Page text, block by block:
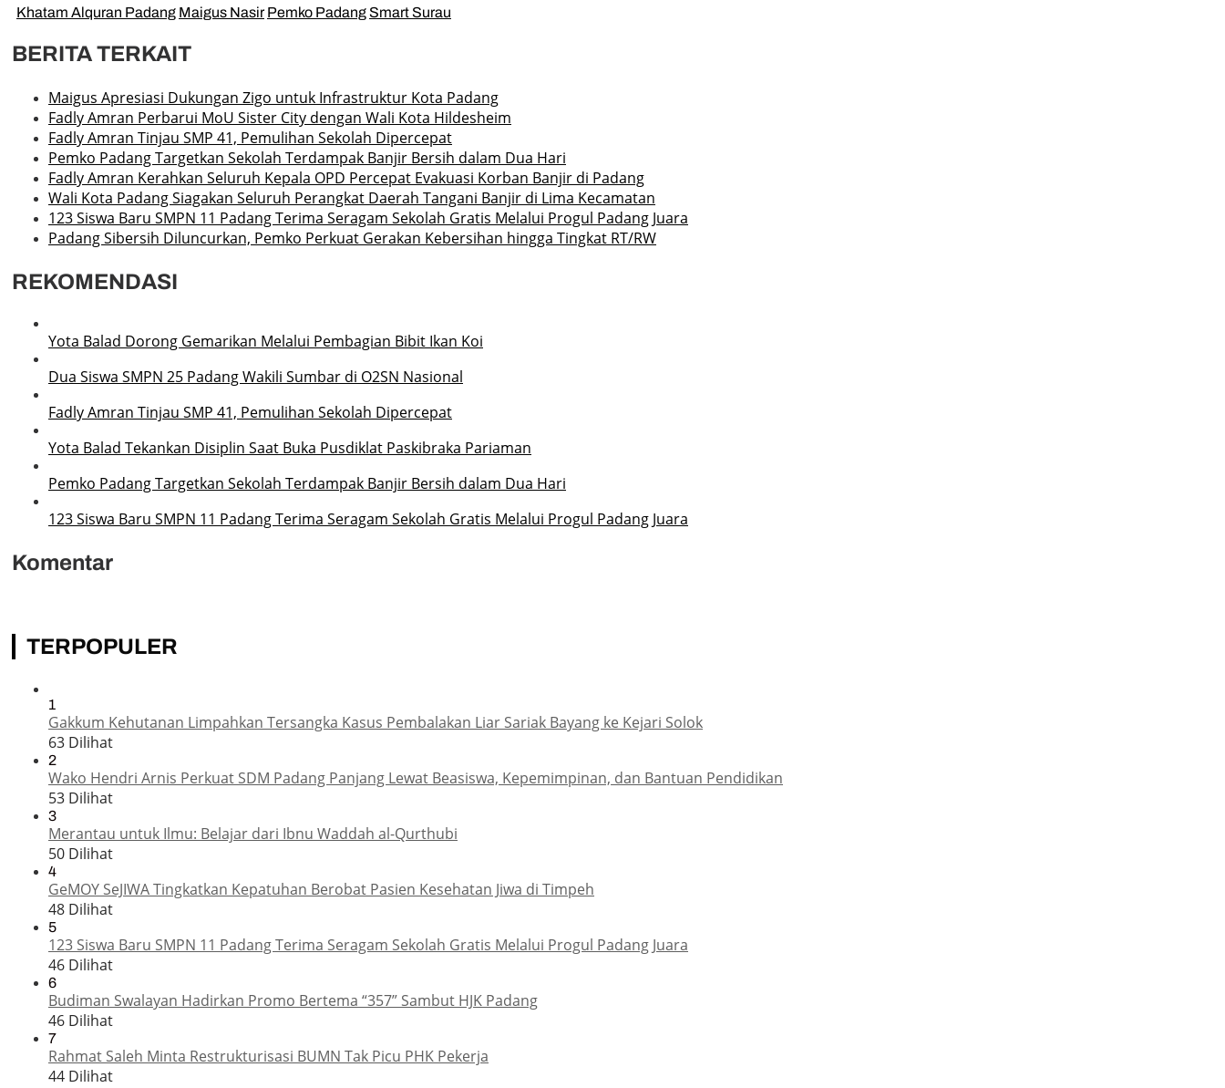
Khatam Alquran Padang Maigus Nasir Pemko Padang Smart Surau
BERITA TERKAIT
Maigus Apresiasi Dukungan Zigo untuk Infrastruktur Kota Padang
Fadly Amran Perbarui MoU Sister City dengan Wali Kota Hildesheim
Fadly Amran Tinjau SMP 41, Pemulihan Sekolah Dipercepat
Pemko Padang Targetkan Sekolah Terdampak Banjir Bersih dalam Dua Hari
Fadly Amran Kerahkan Seluruh Kepala OPD Percepat Evakuasi Korban Banjir di Padang
Wali Kota Padang Siagakan Seluruh Perangkat Daerah Tangani Banjir di Lima Kecamatan
123 Siswa Baru SMPN 11 Padang Terima Seragam Sekolah Gratis Melalui Progul Padang Juara
Padang Sibersih Diluncurkan, Pemko Perkuat Gerakan Kebersihan hingga Tingkat RT/RW
REKOMENDASI
Yota Balad Dorong Gemarikan Melalui Pembagian Bibit Ikan Koi
Dua Siswa SMPN 25 Padang Wakili Sumbar di O2SN Nasional
Fadly Amran Tinjau SMP 41, Pemulihan Sekolah Dipercepat
Yota Balad Tekankan Disiplin Saat Buka Pusdiklat Paskibraka Pariaman
Pemko Padang Targetkan Sekolah Terdampak Banjir Bersih dalam Dua Hari
123 Siswa Baru SMPN 11 Padang Terima Seragam Sekolah Gratis Melalui Progul Padang Juara
Komentar
TERPOPULER
1
Gakkum Kehutanan Limpahkan Tersangka Kasus Pembalakan Liar Sariak Bayang ke Kejari Solok
63 Dilihat
2
Wako Hendri Arnis Perkuat SDM Padang Panjang Lewat Beasiswa, Kepemimpinan, dan Bantuan Pendidikan
53 Dilihat
3
Merantau untuk Ilmu: Belajar dari Ibnu Waddah al-Qurthubi
50 Dilihat
4
GeMOY SeJIWA Tingkatkan Kepatuhan Berobat Pasien Kesehatan Jiwa di Timpeh
48 Dilihat
5
123 Siswa Baru SMPN 11 Padang Terima Seragam Sekolah Gratis Melalui Progul Padang Juara
46 Dilihat
6
Budiman Swalayan Hadirkan Promo Bertema “357” Sambut HJK Padang
46 Dilihat
7
Rahmat Saleh Minta Restrukturisasi BUMN Tak Picu PHK Pekerja
44 Dilihat